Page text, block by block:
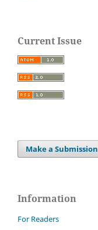
Current Issue
Make a Submission
Information
For Readers